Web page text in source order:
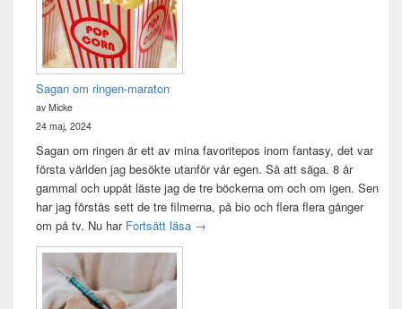
Sagan om ringen-maraton
av Micke
24 maj, 2024
Sagan om ringen är ett av mina favoritepos inom fantasy, det var
första världen jag besökte utanför vår egen. Så att säga. 8 år
gammal och uppåt läste jag de tre böckerna om och om igen. Sen
har jag förstås sett de tre filmerna, på bio och flera flera gånger
om på tv. Nu har Fortsätt läsa Sagan om ringen-maraton
→